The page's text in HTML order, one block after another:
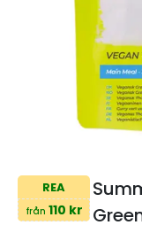
REA
från 110 kr